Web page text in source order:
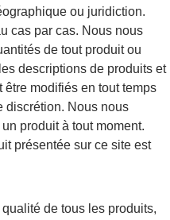
ou juridiction.
cas par cas. Nous nous
de tout produit ou
descriptions de produits et
modifiés en tout temps
discrétion. Nous nous
produit à tout moment.
présentée sur ce site est
de tous les produits,